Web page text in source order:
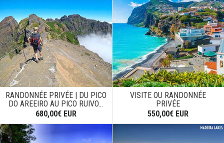
RANDONNÉE PRIVÉE | DU PICO
DO AREEIRO AU PICO RUIVO...
680,00€ EUR
VISITE OU RANDONNÉE
PRIVÉE
550,00€ EUR